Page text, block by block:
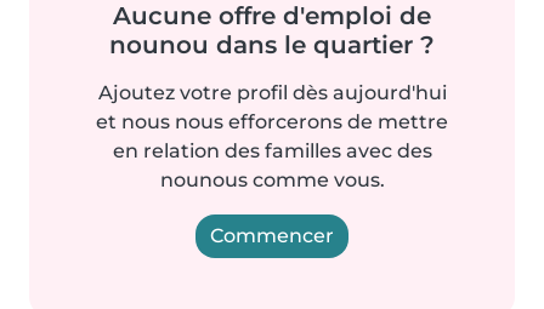
Aucune offre d'emploi de
nounou dans le quartier ?
Ajoutez votre profil dès aujourd'hui
et nous nous efforcerons de mettre
en relation des familles avec des
nounous comme vous.
Commencer